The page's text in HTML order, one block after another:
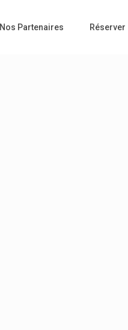
Nos Partenaires Réserver